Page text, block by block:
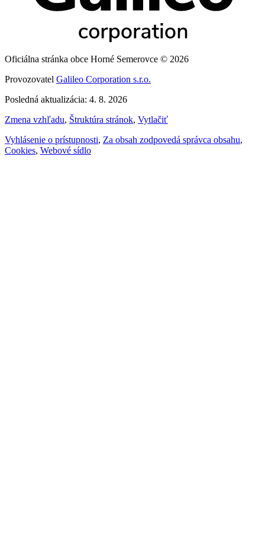
Oficiálna stránka obce Horné Semerovce © 2026
Provozovatel Galileo Corporation s.r.o.
Posledná aktualizácia: 4. 8. 2026
Zmena vzhľadu, Štruktúra stránok, Vytlačiť
Vyhlásenie o prístupnosti, Za obsah zodpovedá správca obsahu,
Cookies, Webové sídlo